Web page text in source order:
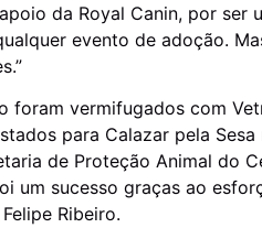
da Royal Canin, por ser
evento de adoção.
foram vermifugados com
para Calazar pela
de Proteção Animal do
um sucesso graças ao
Ribeiro.